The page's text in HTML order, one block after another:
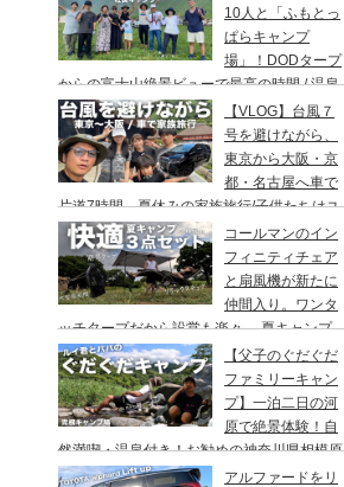
ートにもお勧めです。DOD＆ムラコでグル
ープキャンプ
10人と「ふもとっ
ぱらキャンプ
場」！DODタープ
からの富士山絶景ビューで最高の時間 / 温泉
の代わりにシャワー / キャンプ飯は肉にタコ
スにビール
【VLOG】台風７
号を避けながら、
東京から大阪・京
都・名古屋へ車で
片道7時間、夏休みの家族旅行/子供たちはユ
ニバーサルスタジオでパパはサウナ→清水寺
からの川床で鰻重→世界の山ちゃん
コールマンのイン
フィニティチェア
と扇風機が新たに
仲間入り。ワンタ
ッチタープだから設営も楽々。 夏キャンプ
を快適に過ごす為のキャンプギア３点セッ
ト。
【父子のぐだぐだ
ファミリーキャン
プ】一泊二日の河
原で絶景体験！自
然満喫・温泉付き！お勧めの神奈川県相模原
市・青根キャンプ場。
アルファードをリ